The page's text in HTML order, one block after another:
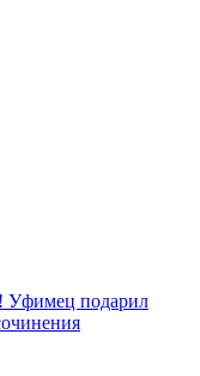
Уфимец подарил